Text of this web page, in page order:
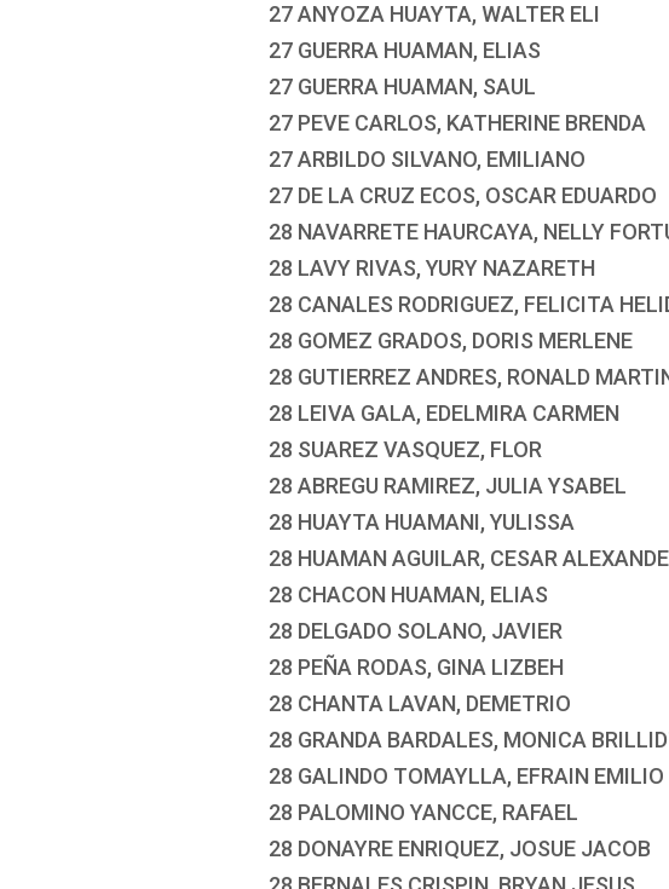
27 ANYOZA HUAYTA, WALTER ELI
27 GUERRA HUAMAN, ELIAS
27 GUERRA HUAMAN, SAUL
27 PEVE CARLOS, KATHERINE BRENDA
27 ARBILDO SILVANO, EMILIANO
27 DE LA CRUZ ECOS, OSCAR EDUARDO
28 NAVARRETE HAURCAYA, NELLY
28 LAVY RIVAS, YURY NAZARETH
28 CANALES RODRIGUEZ, FELICITA
28 GOMEZ GRADOS, DORIS MERLENE
28 GUTIERREZ ANDRES, RONALD
28 LEIVA GALA, EDELMIRA CARMEN
28 SUAREZ VASQUEZ, FLOR
28 ABREGU RAMIREZ, JULIA YSABEL
28 HUAYTA HUAMANI, YULISSA
28 HUAMAN AGUILAR, CESAR
28 CHACON HUAMAN, ELIAS
28 DELGADO SOLANO, JAVIER
28 PEÑA RODAS, GINA LIZBEH
28 CHANTA LAVAN, DEMETRIO
28 GRANDA BARDALES, MONICA
28 GALINDO TOMAYLLA, EFRAIN EMILIO
28 PALOMINO YANCCE, RAFAEL
28 DONAYRE ENRIQUEZ, JOSUE JACOB